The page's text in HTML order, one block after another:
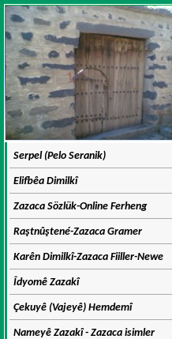
Serpel (Pelo Seranik)
Elifbêa Dimilkî
Zazaca Sözlük-Online Ferheng
Raştnûştené-Zazaca Gramer
Karên Dimilkî-Zazaca Fiiller-Newe
Îdyomê Zazakî
Çekuyê (Vajeyê) Hemdemî
Nameyê Zazakî - Zazaca isimler